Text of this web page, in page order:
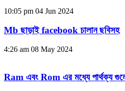
10:05 pm 04 Jun 2024
Mb ছাড়াই facebook চালান ছবিসহ
4:26 am 08 May 2024
Ram এবং Rom এর মধ্যে পার্থক্য